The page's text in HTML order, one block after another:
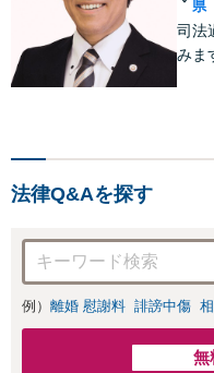
県
司法
みま
法律Q&Aを探す
例） 離婚 慰謝料 誹謗中傷
無